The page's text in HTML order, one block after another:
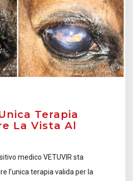
Terapia
La Vista Al
medico VETUVIR sta
l’unica terapia valida per la